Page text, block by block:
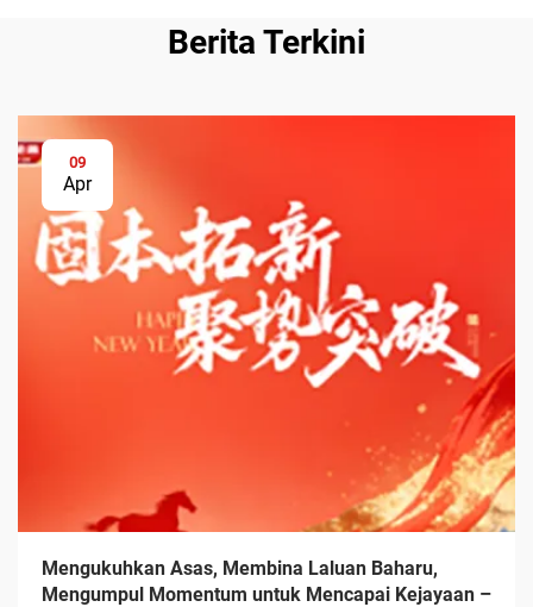
Berita Terkini
09
Apr
Mengukuhkan Asas, Membina Laluan Baharu,
Mengumpul Momentum untuk Mencapai Kejayaan –